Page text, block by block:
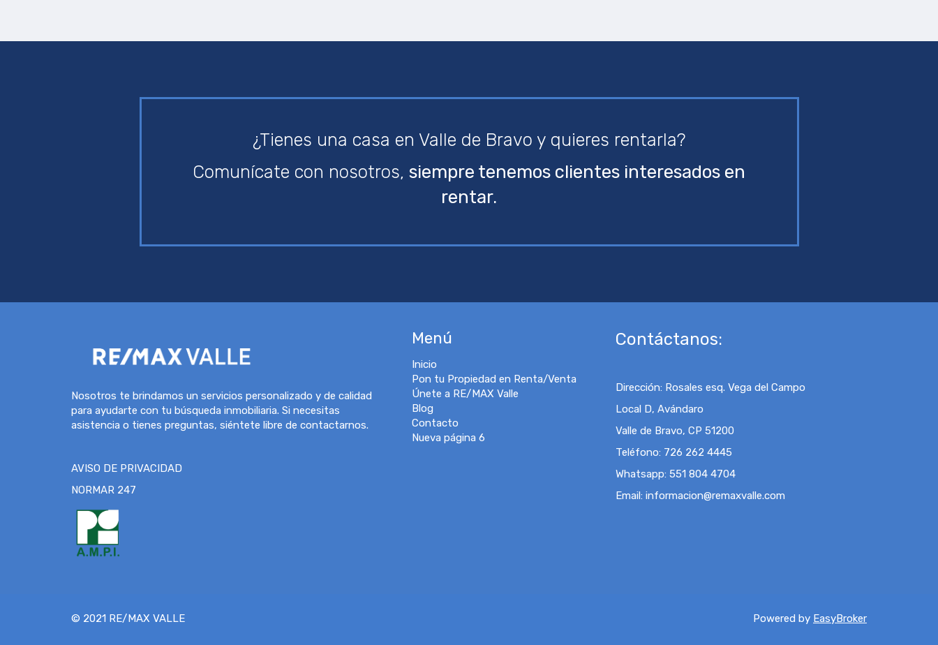
¿Tienes una casa en Valle de Bravo y quieres rentarla?
Comunícate con nosotros, siempre tenemos clientes interesados en
rentar.
Nosotros te brindamos un servicios personalizado y de calidad
para ayudarte con tu búsqueda inmobiliaria. Si necesitas
asistencia o tienes preguntas, siéntete libre de contactarnos.
AVISO DE PRIVACIDAD
NORMAR 247
Menú
Inicio
Pon tu Propiedad en Renta/Venta
Únete a RE/MAX Valle
Blog
Contacto
Nueva página 6
Contáctanos:
Dirección: Rosales esq. Vega del Campo
Local D, Avándaro
Valle de Bravo, CP 51200
Teléfono: 726 262 4445
Whatsapp: 551 804 4704
Email: informacion@remaxvalle.com
© 2021 RE/MAX VALLE Powered by EasyBroker